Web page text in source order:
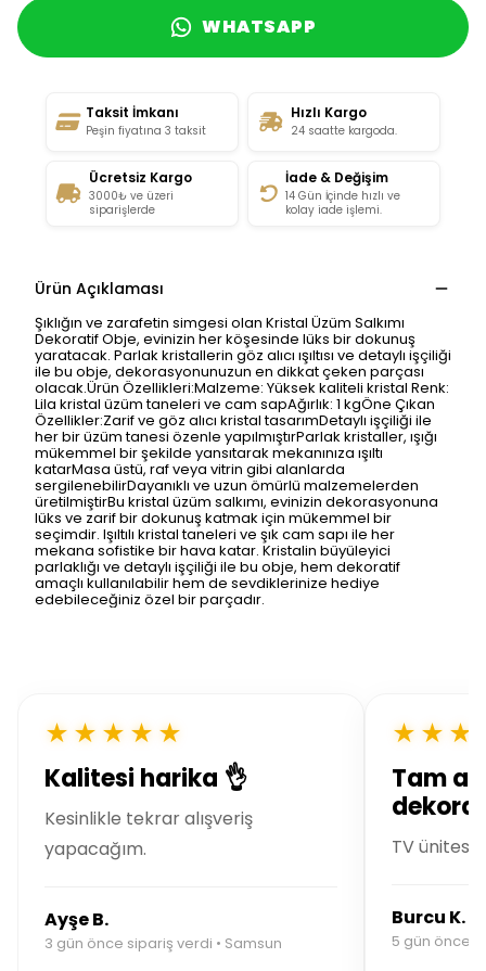
WHATSAPP
Taksit İmkanı
Peşin fiyatına 3 taksit
Hızlı Kargo
24 saatte kargoda.
Ücretsiz Kargo
3000₺ ve üzeri
siparişlerde
İade & Değişim
14 Gün İçinde hızlı ve
kolay iade işlemi.
Ürün Açıklaması
Şıklığın ve zarafetin simgesi olan Kristal Üzüm Salkımı
Dekoratif Obje, evinizin her köşesinde lüks bir dokunuş
yaratacak. Parlak kristallerin göz alıcı ışıltısı ve detaylı işçiliği
ile bu obje, dekorasyonunuzun en dikkat çeken parçası
olacak.Ürün Özellikleri:Malzeme: Yüksek kaliteli kristal Renk:
Lila kristal üzüm taneleri ve cam sapAğırlık: 1 kgÖne Çıkan
Özellikler:Zarif ve göz alıcı kristal tasarımDetaylı işçiliği ile
her bir üzüm tanesi özenle yapılmıştırParlak kristaller, ışığı
mükemmel bir şekilde yansıtarak mekanınıza ışıltı
katarMasa üstü, raf veya vitrin gibi alanlarda
sergilenebilirDayanıklı ve uzun ömürlü malzemelerden
üretilmiştirBu kristal üzüm salkımı, evinizin dekorasyonuna
lüks ve zarif bir dokunuş katmak için mükemmel bir
seçimdir. Işıltılı kristal taneleri ve şık cam sapı ile her
mekana sofistike bir hava katar. Kristalin büyüleyici
parlaklığı ve detaylı işçiliği ile bu obje, hem dekoratif
amaçlı kullanılabilir hem de sevdiklerinize hediye
edebileceğiniz özel bir parçadır.
★★★★★
Kalitesi harika 👌
Kesinlikle tekrar alışveriş
yapacağım.
Ayşe B.
3 gün önce sipariş verdi • Samsun
Tam
TV
Burcu K.
5 gün önce